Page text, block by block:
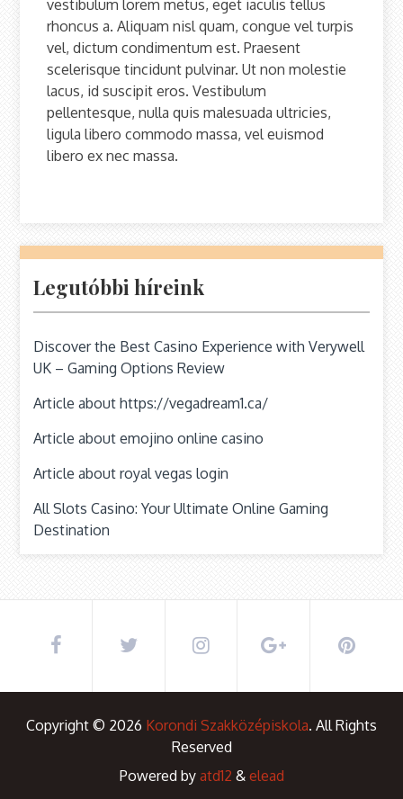
vestibulum lorem metus, eget iaculis tellus
rhoncus a. Aliquam nisl quam, congue vel turpis
vel, dictum condimentum est. Praesent
scelerisque tincidunt pulvinar. Ut non molestie
lacus, id suscipit eros. Vestibulum
pellentesque, nulla quis malesuada ultricies,
ligula libero commodo massa, vel euismod
libero ex nec massa.
Legutóbbi híreink
Discover the Best Casino Experience with Verywell
UK – Gaming Options Review
Article about https://vegadream1.ca/
Article about emojino online casino
Article about royal vegas login
All Slots Casino: Your Ultimate Online Gaming
Destination
Copyright © 2026 Korondi Szakközépiskola. All Rights
Reserved
Powered by atd12 & elead